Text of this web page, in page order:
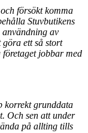
försökt komma
Stuvbutikens
av
göra ett så stort
jobbar med
korrekt grunddata
Och sen att under
på allting tills